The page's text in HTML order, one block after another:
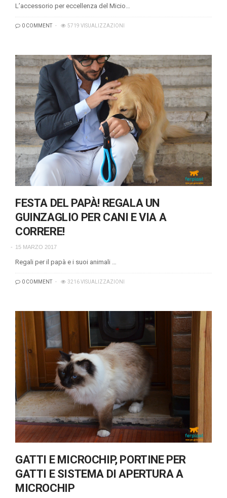
L’accessorio per eccellenza del Micio…
0 COMMENT 5719 VISUALIZZAZIONI
FESTA DEL PAPÀ! REGALA UN
GUINZAGLIO PER CANI E VIA A
CORRERE!
15 MARZO 2017
Regali per il papà e i suoi animali …
0 COMMENT 3216 VISUALIZZAZIONI
GATTI E MICROCHIP, PORTINE PER
GATTI E SISTEMA DI APERTURA A
MICROCHIP